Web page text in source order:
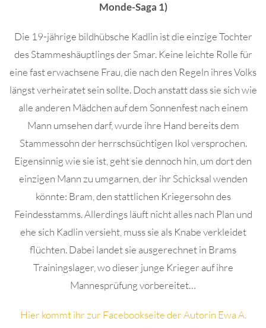
Monde-Saga 1)
Die 19-jährige bildhübsche Kadlin ist die einzige Tochter
des Stammeshäuptlings der Smar. Keine leichte Rolle für
eine fast erwachsene Frau, die nach den Regeln ihres Volks
längst verheiratet sein sollte. Doch anstatt dass sie sich wie
alle anderen Mädchen auf dem Sonnenfest nach einem
Mann umsehen darf, wurde ihre Hand bereits dem
Stammessohn der herrschsüchtigen Ikol versprochen.
Eigensinnig wie sie ist, geht sie dennoch hin, um dort den
einzigen Mann zu umgarnen, der ihr Schicksal wenden
könnte: Bram, den stattlichen Kriegersohn des
Feindesstamms. Allerdings läuft nicht alles nach Plan und
ehe sich Kadlin versieht, muss sie als Knabe verkleidet
flüchten. Dabei landet sie ausgerechnet in Brams
Trainingslager, wo dieser junge Krieger auf ihre
Mannesprüfung vorbereitet…
Hier kommt ihr zur Facebookseite der Autorin Ewa A.